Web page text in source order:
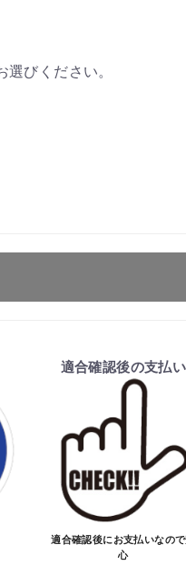
カートへ進む
びください。
の正式なご連絡をしてか
能です。
発生致しますのでお受け
決済となります。
適合確認後の支払い
適合確認後にお支払いなの
心